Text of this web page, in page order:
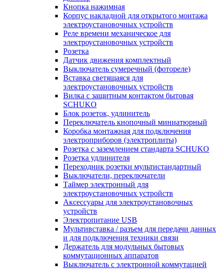
Кнопка нажимная
Корпус накладной для открытого монтажа
электроустановочных устройств
Реле времени механическое для
электроустановочных устройств
Розетка
Датчик движения комплектный
Выключатель сумеречный (фотореле)
Вставка светящаяся для
электроустановочных устройств
Вилка с защитным контактом бытовая
SCHUKO
Блок розеток, удлинитель
Переключатель кнопочный миниатюрный
Коробка монтажная для подключения
электроприборов (электроплиты)
Розетка с заземлением стандарта SCHUKO
Розетка удлинителя
Переходник розетки мультистандартный
Выключатели, переключатели
Таймер электронный для
электроустановочных устройств
Аксессуары для электроустановочных
устройств
Электропитание USB
Мультивставка / разъем для передачи данных
и для подключения техники связи
Держатель для модульных бытовых
коммутационных аппаратов
Выключатель с электронной коммутацией